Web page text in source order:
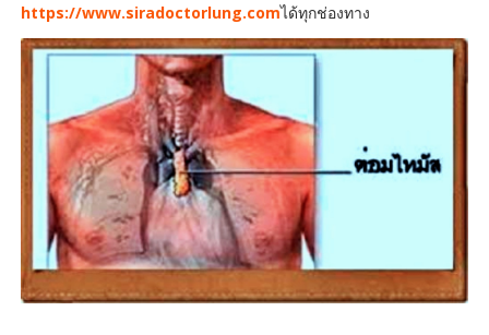
https://www.siradoctorlung.comได้ทุกช่องทาง